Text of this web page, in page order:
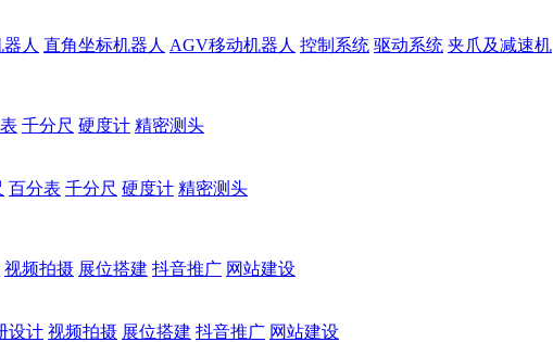
人 直角坐标机器人 AGV移动机器人 控制系统 驱动系统 夹爪及减速机
千分尺 硬度计 精密测头
百分表 千分尺 硬度计 精密测头
视频拍摄 展位搭建 抖音推广 网站建设
设计 视频拍摄 展位搭建 抖音推广 网站建设